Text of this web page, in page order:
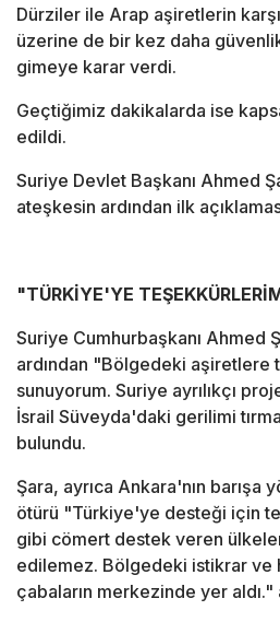
Dürziler ile Arap aşiretlerin
üzerine de bir kez daha
gimeye karar verdi.
Geçtiğimiz dakikalarda ise
edildi.
Suriye Devlet Başkanı Ahmed
ateşkesin ardından ilk
"TÜRKİYE'YE
Suriye Cumhurbaşkanı Ahmed
ardından "Bölgedeki aşiretlere
sunuyorum. Suriye ayrılıkçı
İsrail Süveyda'daki gerilimi
bulundu.
Şara, ayrıca Ankara'nın barışa
ötürü "Türkiye'ye desteği için
gibi cömert destek veren
edilemez. Bölgedeki istikrar ve
çabaların merkezinde yer aldı."